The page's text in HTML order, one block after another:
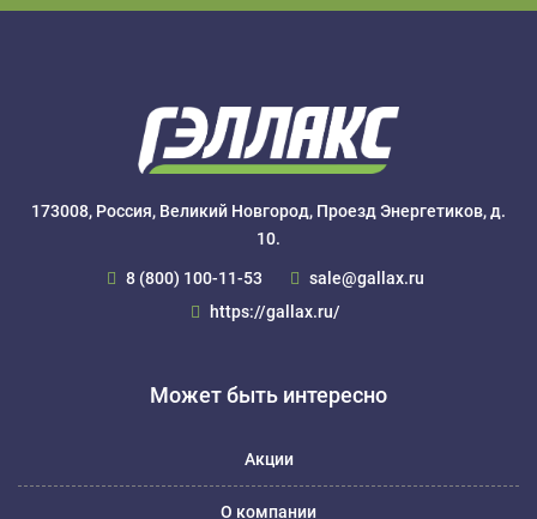
173008, Россия, Великий Новгород, Проезд Энергетиков, д.
10.
8 (800) 100-11-53
sale@gallax.ru
https://gallax.ru/
Может быть интересно
Акции
О компании